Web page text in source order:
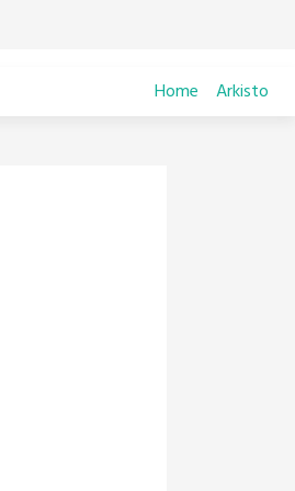
Home Arkisto